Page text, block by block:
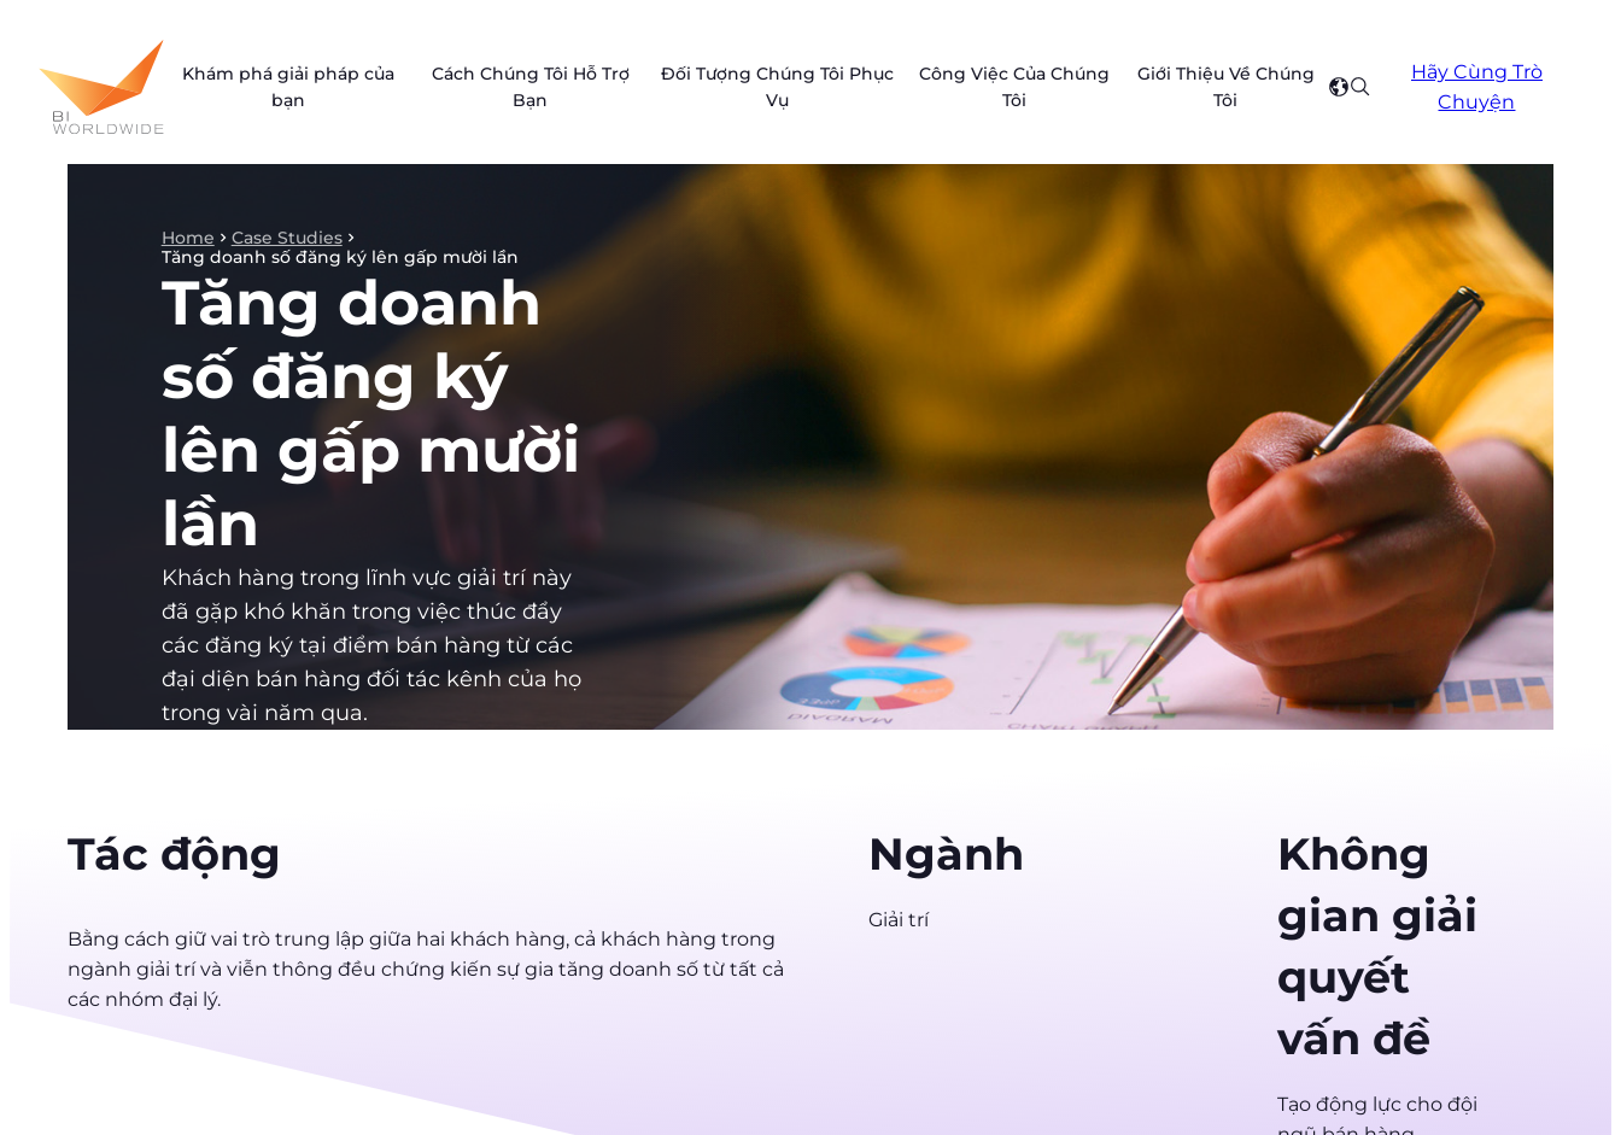
content
Khám phá giải pháp của
bạn
Cách Chúng Tôi Hỗ Trợ
Bạn
Đối Tượng Chúng Tôi Phục
Vụ
Công Việc Của Chúng
Tôi
Giới Thiệu Về Chúng
Tôi
Select
region
SearchHãy Cùng Trò
Chuyện
Home
Case Studies
Tăng doanh số đăng ký lên gấp mười lần
Tăng doanh
số đăng ký
lên gấp mười
lần
Khách hàng trong lĩnh vực giải trí này
đã gặp khó khăn trong việc thúc đẩy
các đăng ký tại điểm bán hàng từ các
đại diện bán hàng đối tác kênh của họ
trong vài năm qua.
Tác động
Bằng cách giữ vai trò trung lập giữa hai khách hàng, cả khách hàng trong
ngành giải trí và viễn thông đều chứng kiến sự gia tăng doanh số từ tất cả
các nhóm đại lý.
Ngành
Giải trí
Không
gian giải
quyết
vấn đề
Tạo động lực cho đội